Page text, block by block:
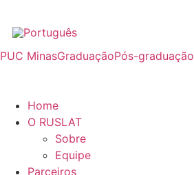
PUC MinasGraduaçãoPós-graduação
Home
O RUSLAT
Sobre
Equipe
Parceiros